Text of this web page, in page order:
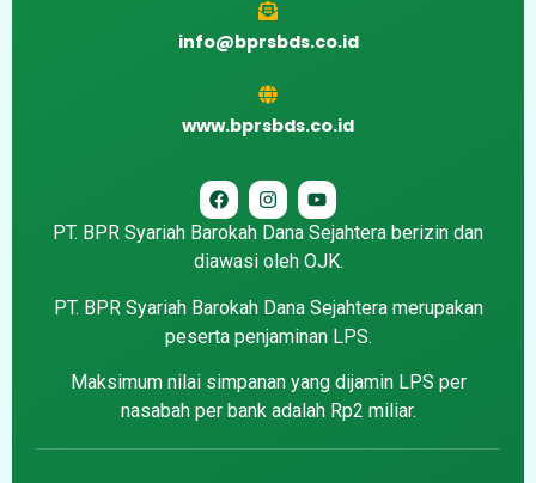
info@bprsbds.co.id
www.bprsbds.co.id
PT. BPR Syariah Barokah Dana Sejahtera berizin dan
diawasi oleh OJK.
PT. BPR Syariah Barokah Dana Sejahtera merupakan
peserta penjaminan LPS.
Maksimum nilai simpanan yang dijamin LPS per
nasabah per bank adalah Rp2 miliar.